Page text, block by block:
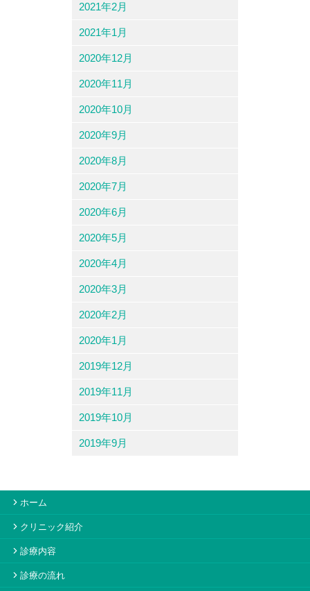
2021年2月
2021年1月
2020年12月
2020年11月
2020年10月
2020年9月
2020年8月
2020年7月
2020年6月
2020年5月
2020年4月
2020年3月
2020年2月
2020年1月
2019年12月
2019年11月
2019年10月
2019年9月
ホーム
クリニック紹介
診療内容
診療の流れ